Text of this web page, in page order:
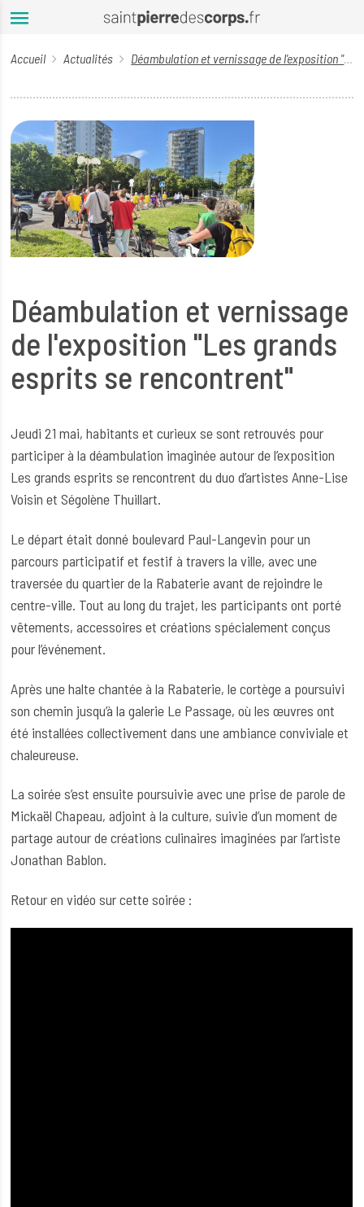
Aller au contenu principal
Accueil Actualités Déambulation et vernissage de l'exposition "Les grands esprits se rencontrent"
Déambulation et vernissage
de l'exposition "Les grands
esprits se rencontrent"
Jeudi 21 mai, habitants et curieux se sont retrouvés pour
participer à la déambulation imaginée autour de l’exposition
Les grands esprits se rencontrent du duo d’artistes Anne-Lise
Voisin et Ségolène Thuillart.
Le départ était donné boulevard Paul-Langevin pour un
parcours participatif et festif à travers la ville, avec une
traversée du quartier de la Rabaterie avant de rejoindre le
centre-ville. Tout au long du trajet, les participants ont porté
vêtements, accessoires et créations spécialement conçus
pour l’événement.
Après une halte chantée à la Rabaterie, le cortège a poursuivi
son chemin jusqu’à la galerie Le Passage, où les œuvres ont
été installées collectivement dans une ambiance conviviale et
chaleureuse.
La soirée s’est ensuite poursuivie avec une prise de parole de
Mickaël Chapeau, adjoint à la culture, suivie d’un moment de
partage autour de créations culinaires imaginées par l’artiste
Jonathan Bablon.
Retour en vidéo sur cette soirée :